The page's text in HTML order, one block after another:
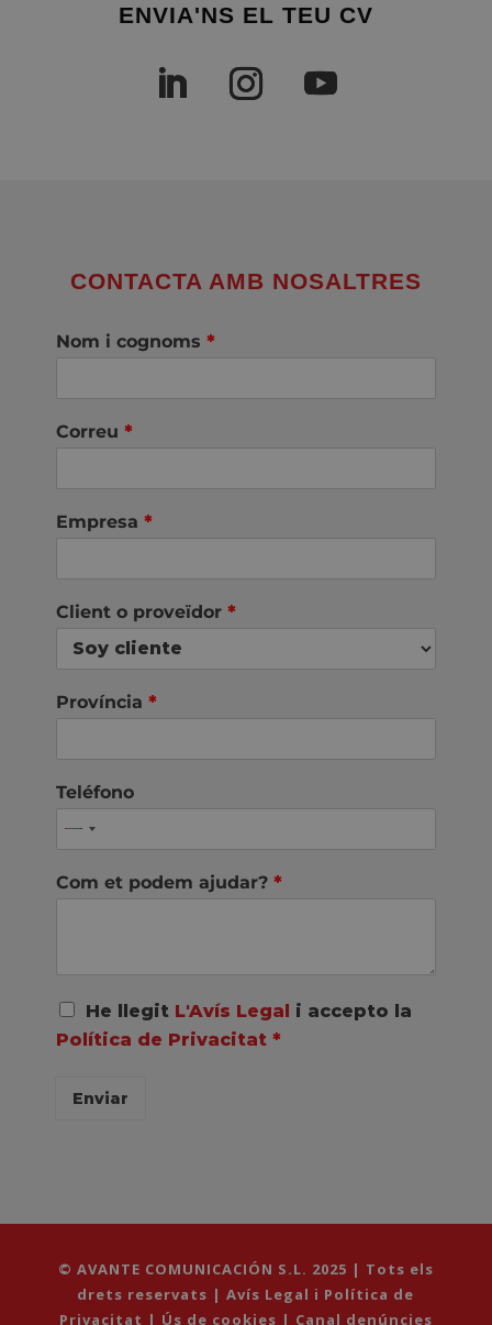
ENVIA'NS EL TEU CV
CONTACTA AMB NOSALTRES
Nom i cognoms *
Correu *
Empresa *
Client o proveïdor *
Província *
Teléfono
Com et podem ajudar? *
A
u
D
He llegit L'Avís Legal i accepto la
Política de Privacitat *
Enviar
© AVANTE COMUNICACIÓN S.L. 2025 | Tots els
drets reservats |Avís Legal i Política de
Privacitat | Ús de cookies | Canal denúncies